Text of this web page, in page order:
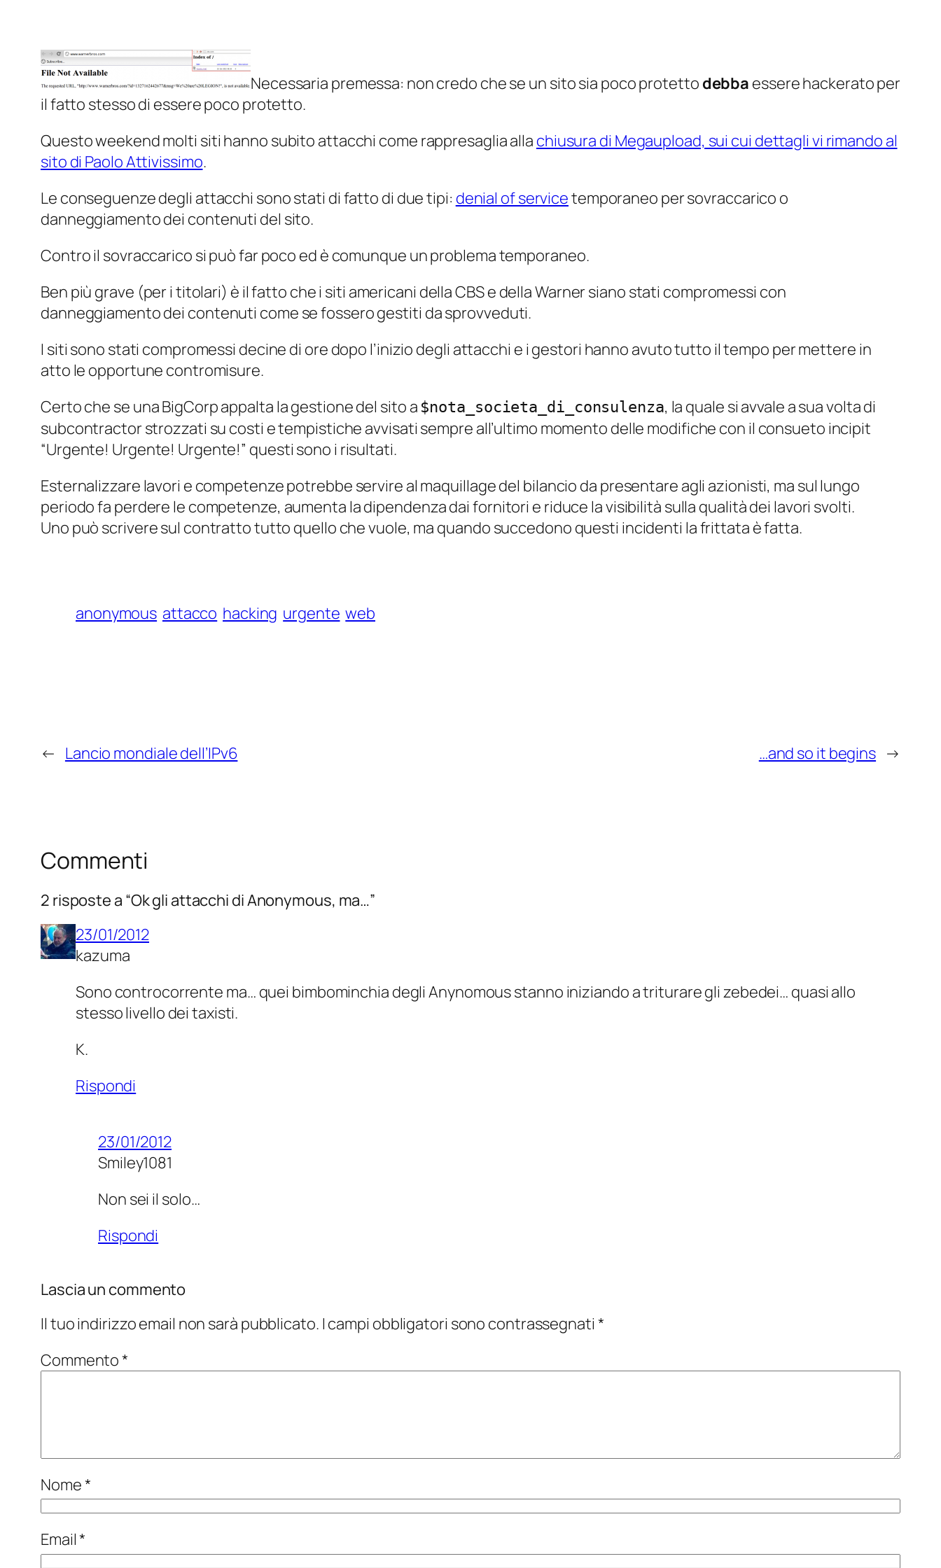
Necessaria premessa: non credo che se un sito sia poco protetto debba essere hackerato per
il fatto stesso di essere poco protetto.
Questo weekend molti siti hanno subito attacchi come rappresaglia alla chiusura di Megaupload, sui cui dettagli vi rimando al
sito di Paolo Attivissimo.
Le conseguenze degli attacchi sono stati di fatto di due tipi: denial of servicetemporaneo per sovraccarico o
danneggiamento dei contenuti del sito.
Contro il sovraccarico si può far poco ed è comunque un problema temporaneo.
Ben più grave (per i titolari) è il fatto che i siti americani della CBS e della Warner siano stati compromessi con
danneggiamento dei contenuti come se fossero gestiti da sprovveduti.
I siti sono stati compromessi decine di ore dopo l’inizio degli attacchi e i gestori hanno avuto tutto il tempo per mettere in
atto le opportune contromisure.
Certo che se una BigCorp appalta la gestione del sito a $nota_societa_di_consulenza, la quale si avvale a sua volta di
subcontractor strozzati su costi e tempistiche avvisati sempre all’ultimo momento delle modifiche con il consueto incipit
“Urgente! Urgente! Urgente!” questi sono i risultati.
Esternalizzare lavori e competenze potrebbe servire al maquillage del bilancio da presentare agli azionisti, ma sul lungo
periodo fa perdere le competenze, aumenta la dipendenza dai fornitori e riduce la visibilità sulla qualità dei lavori svolti.
Uno può scrivere sul contratto tutto quello che vuole, ma quando succedono questi incidenti la frittata è fatta.
anonymous attacco hacking urgente web
← Lancio mondiale dell’IPv6 …and so it begins →
Commenti
2 risposte a “Ok gli attacchi di Anonymous, ma…”
23/01/2012
kazuma
Sono controcorrente ma… quei bimbominchia degli Anynomous stanno iniziando a triturare gli zebedei… quasi allo
stesso livello dei taxisti.
K.
Rispondi
23/01/2012
Smiley1081
Non sei il solo…
Rispondi
Lascia un commento
Il tuo indirizzo email non sarà pubblicato. I campi obbligatori sono contrassegnati *
Commento*
Nome*
Email*